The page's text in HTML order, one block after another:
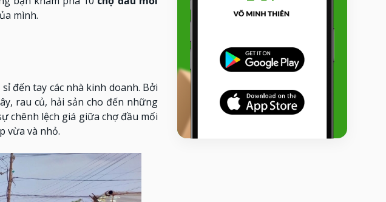
mình.
đến tay các nhà kinh doanh. Bởi
rau củ, hải sản cho đến những
chênh lệch giá giữa chợ đầu mối
vừa và nhỏ.